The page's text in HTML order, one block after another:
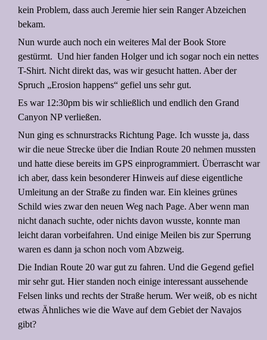
kein Problem, dass auch Jeremie hier sein Ranger Abzeichen
bekam.
Nun wurde auch noch ein weiteres Mal der Book Store
gestürmt. Und hier fanden Holger und ich sogar noch ein nettes
T-Shirt. Nicht direkt das, was wir gesucht hatten. Aber der
Spruch „Erosion happens“ gefiel uns sehr gut.
Es war 12:30pm bis wir schließlich und endlich den Grand
Canyon NP verließen.
Nun ging es schnurstracks Richtung Page. Ich wusste ja, dass
wir die neue Strecke über die Indian Route 20 nehmen mussten
und hatte diese bereits im GPS einprogrammiert. Überrascht war
ich aber, dass kein besonderer Hinweis auf diese eigentliche
Umleitung an der Straße zu finden war. Ein kleines grünes
Schild wies zwar den neuen Weg nach Page. Aber wenn man
nicht danach suchte, oder nichts davon wusste, konnte man
leicht daran vorbeifahren. Und einige Meilen bis zur Sperrung
waren es dann ja schon noch vom Abzweig.
Die Indian Route 20 war gut zu fahren. Und die Gegend gefiel
mir sehr gut. Hier standen noch einige interessant aussehende
Felsen links und rechts der Straße herum. Wer weiß, ob es nicht
etwas Ähnliches wie die Wave auf dem Gebiet der Navajos
gibt?